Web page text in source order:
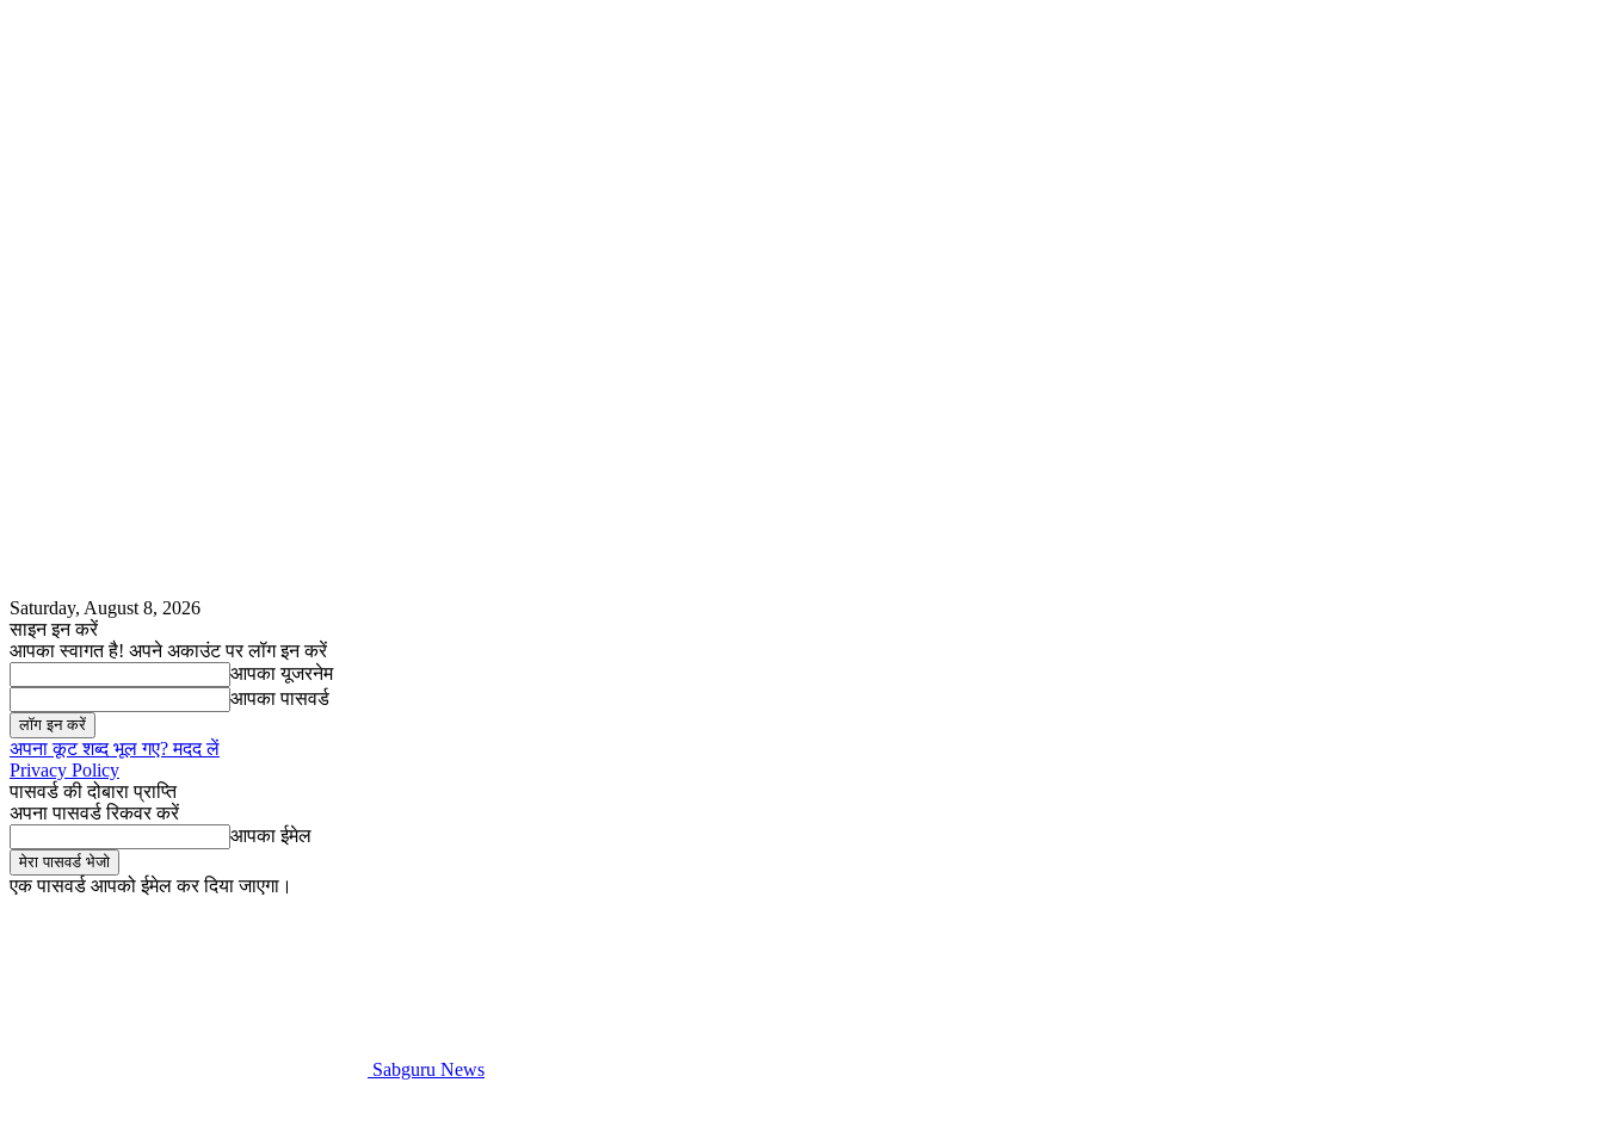
Saturday, August 8, 2026
साइन इन करें
आपका स्वागत है! अपने अकाउंट पर लॉग इन करें
आपका यूजरनेम
आपका पासवर्ड
अपना कूट शब्द भूल गए? मदद लें
Privacy Policy
पासवर्ड की दोबारा प्राप्ति
अपना पासवर्ड रिकवर करें
आपका ईमेल
एक पासवर्ड आपको ईमेल कर दिया जाएगा।
Sabguru News